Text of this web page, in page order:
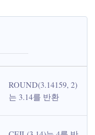
ROUND(3.14159, 2)
는 3.14를 반환